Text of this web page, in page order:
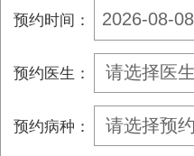
预约时间：
预约医生：
预约病种：